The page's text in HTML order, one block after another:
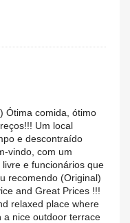
Ótima comida, ótimo
Um local
e descontraído
vindo, com um
e funcionários que
recomendo (Original)
and Great Prices !!!
relaxed place where
a nice outdoor terrace